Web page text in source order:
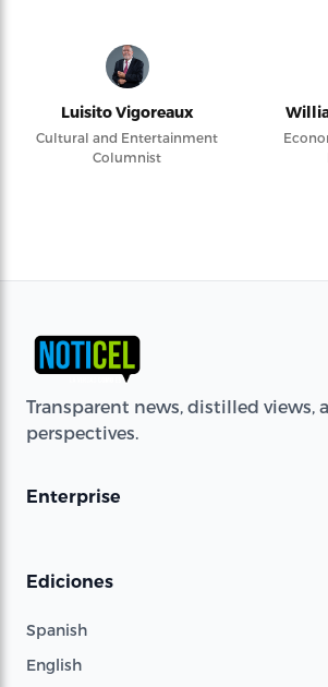
Luisito Vigoreaux
Cultural and Entertainment
Columnist
Transparent news, distilled views,
perspectives.
Enterprise
Ediciones
Spanish
English